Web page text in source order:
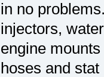
in no
injectors,
engine
hoses and